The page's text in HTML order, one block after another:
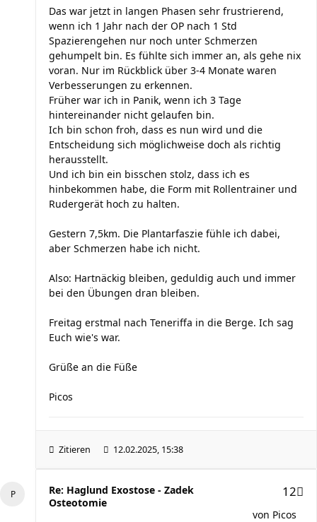
Das war jetzt in langen Phasen sehr frustrierend,
wenn ich 1 Jahr nach der OP nach 1 Std
Spazierengehen nur noch unter Schmerzen
gehumpelt bin. Es fühlte sich immer an, als gehe nix
voran. Nur im Rückblick über 3-4 Monate waren
Verbesserungen zu erkennen.
Früher war ich in Panik, wenn ich 3 Tage
hintereinander nicht gelaufen bin.
Ich bin schon froh, dass es nun wird und die
Entscheidung sich möglichweise doch als richtig
herausstellt.
Und ich bin ein bisschen stolz, dass ich es
hinbekommen habe, die Form mit Rollentrainer und
Rudergerät hoch zu halten.
Gestern 7,5km. Die Plantarfaszie fühle ich dabei,
aber Schmerzen habe ich nicht.
Also: Hartnäckig bleiben, geduldig auch und immer
bei den Übungen dran bleiben.
Freitag erstmal nach Teneriffa in die Berge. Ich sag
Euch wie's war.
Grüße an die Füße
Picos
Zitieren 12.02.2025, 15:38
Re: Haglund Exostose - Zadek
Osteotomie
12
von Picos